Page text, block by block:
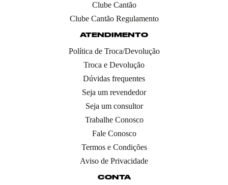
Clube Cantão
Clube Cantão Regulamento
ATENDIMENTO
Política de Troca/Devolução
Troca e Devolução
Dúvidas frequentes
Seja um revendedor
Seja um consultor
Trabalhe Conosco
Fale Conosco
Termos e Condições
Aviso de Privacidade
CONTA